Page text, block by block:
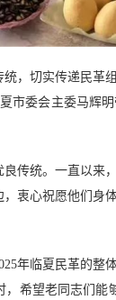
，切实传递民
市委会主委马辉
传统。一直以来
衷心祝愿他们身
年临夏民革的
希望老同志们